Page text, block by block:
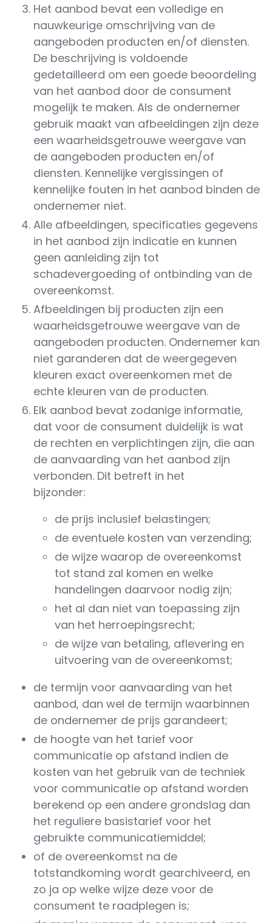
Het aanbod bevat een volledige en
nauwkeurige omschrijving van de
aangeboden producten en/of diensten.
De beschrijving is voldoende
gedetailleerd om een goede beoordeling
van het aanbod door de consument
mogelijk te maken. Als de ondernemer
gebruik maakt van afbeeldingen zijn deze
een waarheidsgetrouwe weergave van
de aangeboden producten en/of
diensten. Kennelijke vergissingen of
kennelijke fouten in het aanbod binden de
ondernemer niet.
Alle afbeeldingen, specificaties gegevens
in het aanbod zijn indicatie en kunnen
geen aanleiding zijn tot
schadevergoeding of ontbinding van de
overeenkomst.
Afbeeldingen bij producten zijn een
waarheidsgetrouwe weergave van de
aangeboden producten. Ondernemer kan
niet garanderen dat de weergegeven
kleuren exact overeenkomen met de
echte kleuren van de producten.
Elk aanbod bevat zodanige informatie,
dat voor de consument duidelijk is wat
de rechten en verplichtingen zijn, die aan
de aanvaarding van het aanbod zijn
verbonden. Dit betreft in het
bijzonder:
de prijs inclusief belastingen;
de eventuele kosten van verzending;
de wijze waarop de overeenkomst
tot stand zal komen en welke
handelingen daarvoor nodig zijn;
het al dan niet van toepassing zijn
van het herroepingsrecht;
de wijze van betaling, aflevering en
uitvoering van de overeenkomst;
de termijn voor aanvaarding van het
aanbod, dan wel de termijn waarbinnen
de ondernemer de prijs garandeert;
de hoogte van het tarief voor
communicatie op afstand indien de
kosten van het gebruik van de techniek
voor communicatie op afstand worden
berekend op een andere grondslag dan
het reguliere basistarief voor het
gebruikte communicatiemiddel;
of de overeenkomst na de
totstandkoming wordt gearchiveerd, en
zo ja op welke wijze deze voor de
consument te raadplegen is;